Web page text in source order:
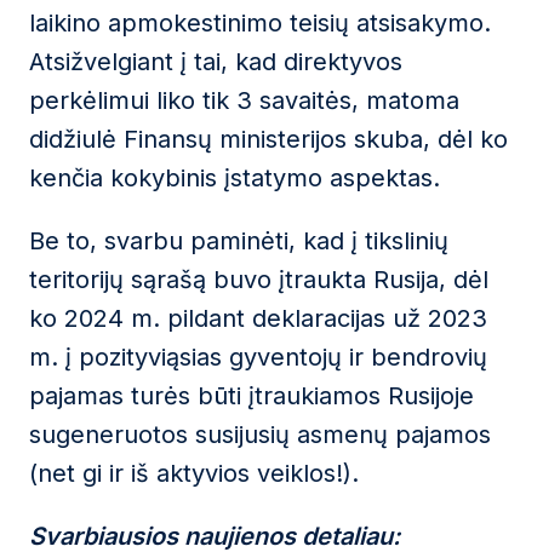
laikino apmokestinimo teisių atsisakymo.
Atsižvelgiant į tai, kad direktyvos
perkėlimui liko tik 3 savaitės, matoma
didžiulė Finansų ministerijos skuba, dėl ko
kenčia kokybinis įstatymo aspektas.
Be to, svarbu paminėti, kad į tikslinių
teritorijų sąrašą buvo įtraukta Rusija, dėl
ko 2024 m. pildant deklaracijas už 2023
m. į pozityviąsias gyventojų ir bendrovių
pajamas turės būti įtraukiamos Rusijoje
sugeneruotos susijusių asmenų pajamos
(net gi ir iš aktyvios veiklos!).
Svarbiausios naujienos detaliau: